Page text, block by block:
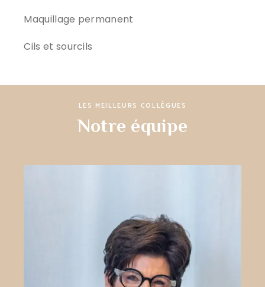
Maquillage permanent
Cils et sourcils
LES MEILLEURS COLLÈGUES
Notre équipe